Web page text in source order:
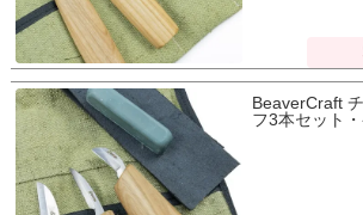
BeaverCraft
フ3本セット